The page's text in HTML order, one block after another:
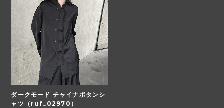
ダークモード チャイナボタンシ
ャツ（ruf_02970）